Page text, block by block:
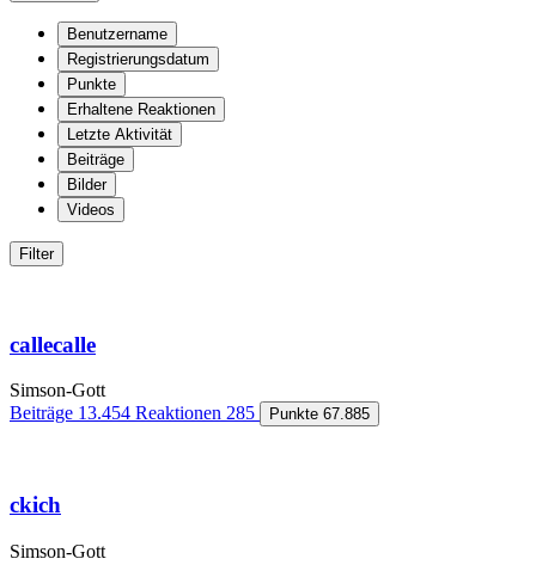
Benutzername
Registrierungsdatum
Punkte
Erhaltene Reaktionen
Letzte Aktivität
Beiträge
Bilder
Videos
Filter
callecalle
Simson-Gott
Beiträge 13.454 Reaktionen 285 Punkte 67.885
ckich
Simson-Gott